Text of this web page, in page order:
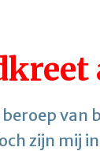
van
zijn mij